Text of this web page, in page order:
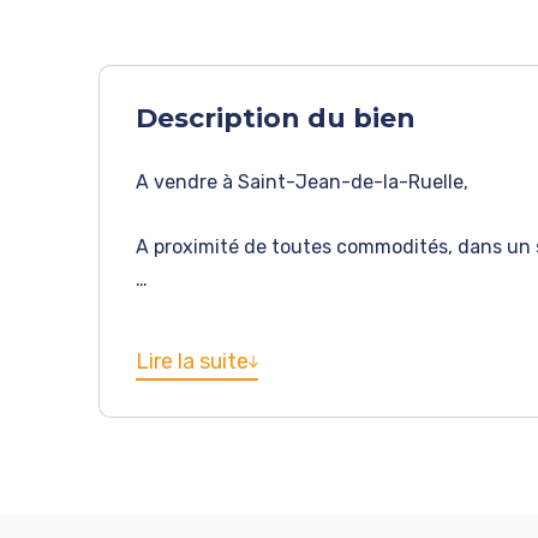
Description du bien
A vendre à Saint-Jean-de-la-Ruelle,
A proximité de toutes commodités, dans
Lire la suite